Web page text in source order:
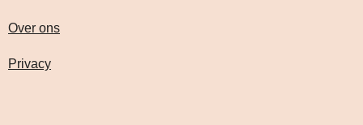
Over ons
Privacy